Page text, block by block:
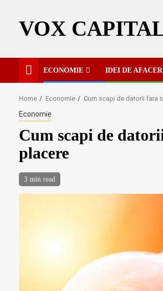
contentVOX
ECONOMIE IDEI DE
Home Economie Cum scapi de datorii fara
Economie
Cum scapi de
placere
3 min read